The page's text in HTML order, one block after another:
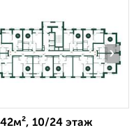
›
10/24 этаж